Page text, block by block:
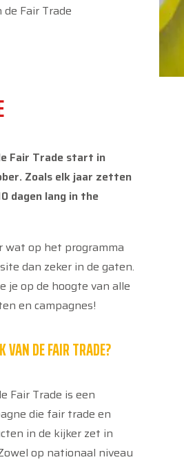
Fair Trade
Fair Trade start in
Zoals elk jaar zetten
dagen lang in the
wat op het programma
dan zeker in de gaten.
je op de hoogte van alle
en campagnes!
VAN DE FAIR TRADE?
Fair Trade is een
die fair trade en
in de kijker zet in
op nationaal niveau